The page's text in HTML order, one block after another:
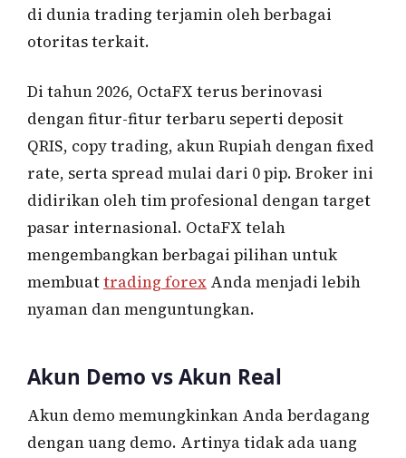
di dunia trading terjamin oleh berbagai
otoritas terkait.
Di tahun 2026, OctaFX terus berinovasi
dengan fitur-fitur terbaru seperti deposit
QRIS, copy trading, akun Rupiah dengan fixed
rate, serta spread mulai dari 0 pip. Broker ini
didirikan oleh tim profesional dengan target
pasar internasional. OctaFX telah
mengembangkan berbagai pilihan untuk
membuattrading forex Anda menjadi lebih
nyaman dan menguntungkan.
Akun Demo vs Akun Real
Akun demo memungkinkan Anda berdagang
dengan uang demo. Artinya tidak ada uang